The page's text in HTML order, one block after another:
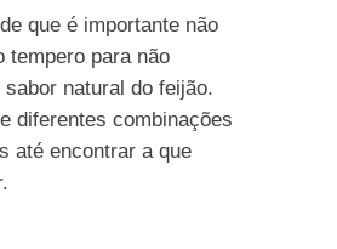
que é importante não
tempero para não
natural do feijão.
diferentes combinações
até encontrar a que